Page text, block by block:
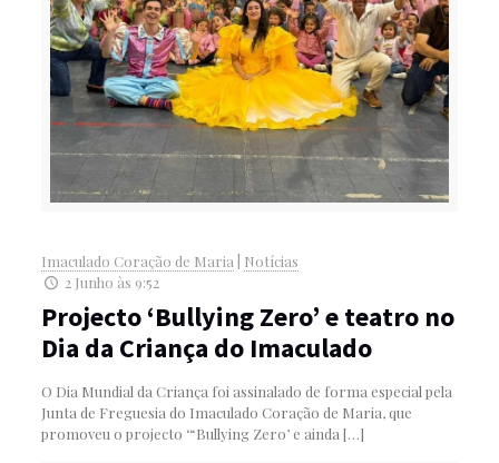
Imaculado Coração de Maria
Notícias
2 Junho às 9:52
Projecto ‘Bullying Zero’ e teatro no
Dia da Criança do Imaculado
O Dia Mundial da Criança foi assinalado de forma especial pela
Junta de Freguesia do Imaculado Coração de Maria, que
promoveu o projecto ‘“Bullying Zero’ e ainda […]